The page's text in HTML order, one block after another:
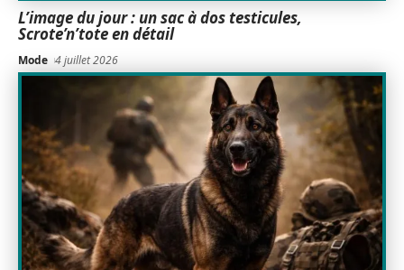
L’image du jour : un sac à dos testicules,
Scrote’n’tote en détail
Mode 4 juillet 2026